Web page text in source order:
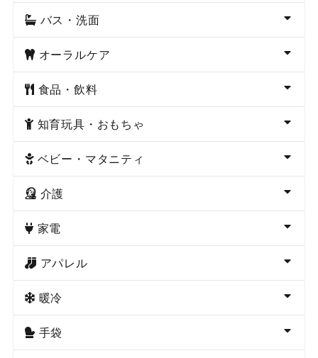
バス・洗面
オーラルケア
食品・飲料
知育玩具・おもちゃ
ベビー・マタニティ
介護
家電
アパレル
暖冷
手袋